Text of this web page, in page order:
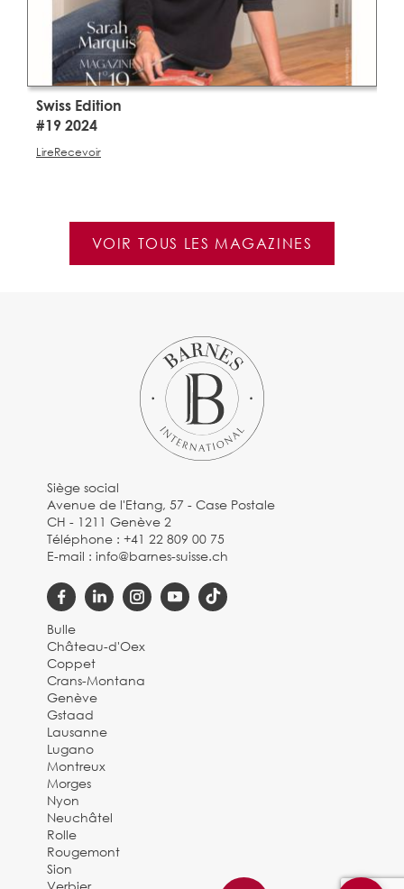
Swiss Edition
#19 2024
LireRecevoir
VOIR TOUS LES MAGAZINES
Siège social
Avenue de l'Etang, 57 - Case Postale
CH - 1211 Genève 2
Téléphone :+41 22 809 00 75
E-mail :info@barnes-suisse.ch
Bulle
Château-d'Oex
Coppet
Crans-Montana
Genève
Gstaad
Lausanne
Lugano
Montreux
Morges
Nyon
Neuchâtel
Rolle
Rougemont
Sion